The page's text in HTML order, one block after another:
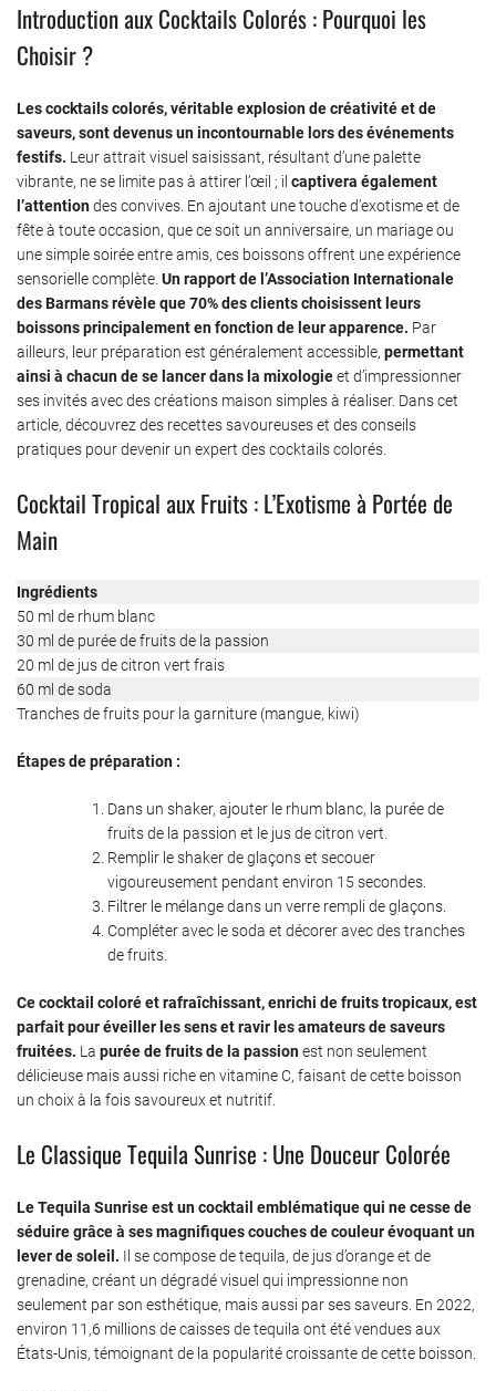
Introduction aux Cocktails Colorés : Pourquoi les
Choisir ?
Les cocktails colorés, véritable explosion de créativité et de
saveurs, sont devenus un incontournable lors des événements
festifs. Leur attrait visuel saisissant, résultant d’une palette
vibrante, ne se limite pas à attirer l’œil ; il captivera également
l’attentiondes convives. En ajoutant une touche d’exotisme et de
fête à toute occasion, que ce soit un anniversaire, un mariage ou
une simple soirée entre amis, ces boissons offrent une expérience
sensorielle complète. Un rapport de l’Association Internationale
des Barmans révèle que 70% des clients choisissent leurs
boissons principalement en fonction de leur apparence. Par
ailleurs, leur préparation est généralement accessible, permettant
ainsi à chacun de se lancer dans la mixologieet d’impressionner
ses invités avec des créations maison simples à réaliser. Dans cet
article, découvrez des recettes savoureuses et des conseils
pratiques pour devenir un expert des cocktails colorés.
Cocktail Tropical aux Fruits : L’Exotisme à Portée de
Main
Ingrédients
50 ml de rhum blanc
30 ml de purée de fruits de la passion
20 ml de jus de citron vert frais
60 ml de soda
Tranches de fruits pour la garniture (mangue, kiwi)
Étapes de préparation :
Dans un shaker, ajouter le rhum blanc, la purée de
fruits de la passion et le jus de citron vert.
Remplir le shaker de glaçons et secouer
vigoureusement pendant environ 15 secondes.
Filtrer le mélange dans un verre rempli de glaçons.
Compléter avec le soda et décorer avec des tranches
de fruits.
Ce cocktail coloré et rafraîchissant, enrichi de fruits tropicaux, est
parfait pour éveiller les sens et ravir les amateurs de saveurs
fruitées. La purée de fruits de la passionest non seulement
délicieuse mais aussi riche en vitamine C, faisant de cette boisson
un choix à la fois savoureux et nutritif.
Le Classique Tequila Sunrise : Une Douceur Colorée
Le Tequila Sunrise est un cocktail emblématique qui ne cesse de
séduire grâce à ses magnifiques couches de couleur évoquant un
lever de soleil. Il se compose de tequila, de jus d’orange et de
grenadine, créant un dégradé visuel qui impressionne non
seulement par son esthétique, mais aussi par ses saveurs. En 2022,
environ 11,6 millions de caisses de tequila ont été vendues aux
États-Unis, témoignant de la popularité croissante de cette boisson.